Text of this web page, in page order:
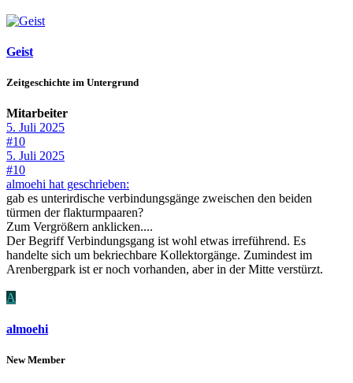
Geist
Zeitgeschichte im Untergrund
Mitarbeiter
5. Juli 2025
#10
5. Juli 2025
#10
almoehi hat geschrieben:
gab es unterirdische verbindungsgänge zweischen den beiden
türmen der flakturmpaaren?
Zum Vergrößern anklicken....
Der Begriff Verbindungsgang ist wohl etwas irreführend. Es
handelte sich um bekriechbare Kollektorgänge. Zumindest im
Arenbergpark ist er noch vorhanden, aber in der Mitte verstürzt.
A
almoehi
New Member